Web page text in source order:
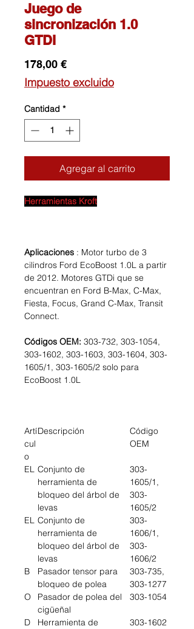
Juego de
sincronización 1.0
GTDI
178,00 €Precio
Impuesto excluido
Cantidad *
Agregar al carrito
Herramientas Kroft
Aplicaciones : Motor turbo de 3
cilindros Ford EcoBoost 1.0L a partir
de 2012. Motores GTDi que se
encuentran en Ford B-Max, C-Max,
Fiesta, Focus, Grand C-Max, Transit
Connect.
Códigos OEM: 303-732, 303-1054,
303-1602, 303-1603, 303-1604, 303-
1605/1, 303-1605/2 solo para
EcoBoost 1.0L
Artí
cul
o
Descripción
Código
OEM
EL Conjunto de
herramienta de
bloqueo del árbol de
levas
303-
1605/1,
303-
1605/2
EL Conjunto de
herramienta de
bloqueo del árbol de
levas
303-
1606/1,
303-
1606/2
B
Pasador tensor para
bloqueo de polea
303-735,
303-1277
O
Pasador de polea del
cigüeñal
303-1054
D
Herramienta de
303-1602